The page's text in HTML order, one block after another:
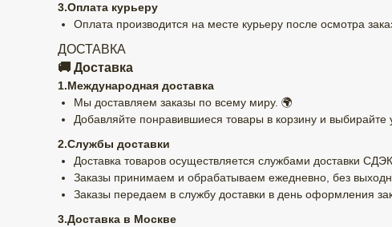
3.Оплата курьеру
Оплата производится на месте курьеру после осмотра
ДОСТАВКА
🚚 Доставка
1.Международная доставка
Мы доставляем заказы по всему миру. 🌍
Добавляйте понравившиеся товары в корзину и выбирайте
2.Службы доставки
Доставка товаров осуществляется службами доставки
Заказы принимаем и обрабатываем ежедневно, без
Заказы передаем в службу доставки в день оформления
3.Доставка в Москве